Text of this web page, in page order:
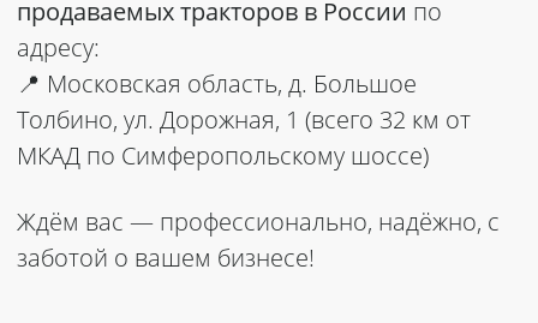
продаваемых тракторов в России по
адресу:
📍 Московская область, д. Большое
Толбино, ул. Дорожная, 1 (всего 32 км от
МКАД по Симферопольскому шоссе)
Ждём вас — профессионально, надёжно, с
заботой о вашем бизнесе!